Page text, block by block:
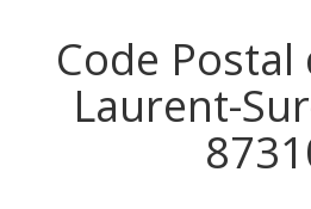
Code Postal
Laurent-